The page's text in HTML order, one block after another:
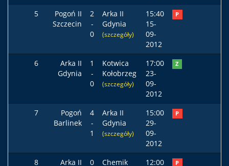
5
Pogoń II
Szczecin
2
-
0
Arka II
Gdynia
(szczegóły)
15:40
15-
09-
2012
P
6
Arka II
Gdynia
1
-
0
Kotwica
Kołobrzeg
(szczegóły)
17:00
23-
09-
2012
Z
7
Pogoń
Barlinek
4
-
1
Arka II
Gdynia
(szczegóły)
15:00
29-
09-
2012
P
8 Arka II 0 Chemik 12:00 P